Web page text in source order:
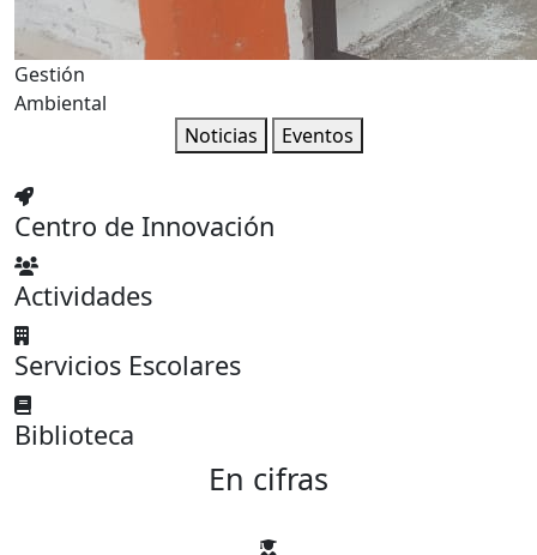
Gestión
Ambiental
Noticias
Eventos
Centro de Innovación
Actividades
Servicios Escolares
Biblioteca
En cifras